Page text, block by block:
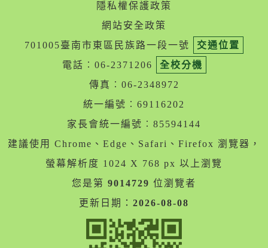
隱私權保護政策
網站安全政策
701005臺南市東區民族路一段一號
交通位置
電話︰06-2371206
全校分機
傳真︰06-2348972
統一編號︰69116202
家長會統一編號︰85594144
建議使用 Chrome、Edge、Safari、Firefox 瀏覽器，
螢幕解析度 1024 X 768 px 以上瀏覽
您是第 9014729 位瀏覽者
更新日期： 2026-08-08